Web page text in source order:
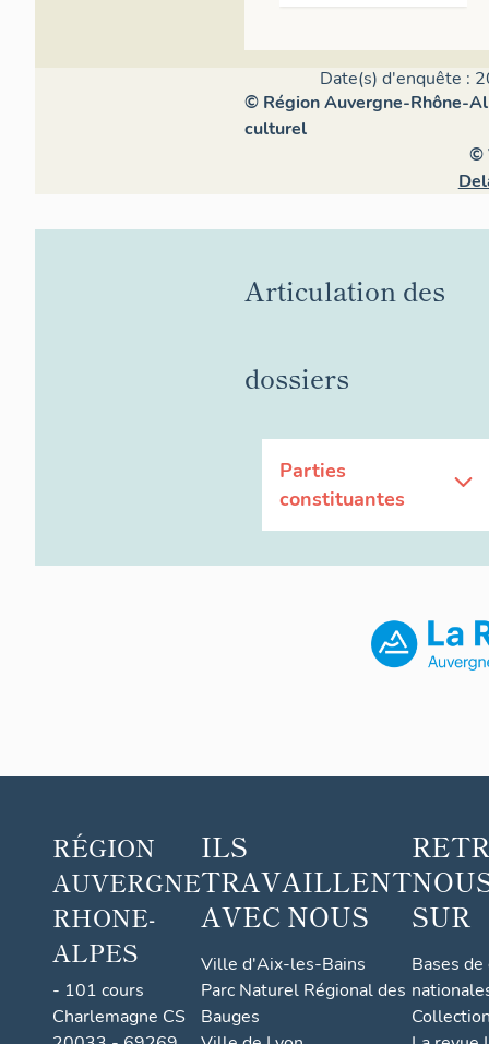
Date(s) d'enquête :
© Région Auvergne-Rhône-
culturel
©
Articulation des
dossiers
Parties
constituantes
RÉGION
AUVERGNE
RHONE-
ALPES
- 101 cours
Charlemagne CS
ILS
TRAVAILLENT
AVEC NOUS
Ville d'Aix-les-Bains
Parc Naturel Régional des
Bauges
SUR
Bases